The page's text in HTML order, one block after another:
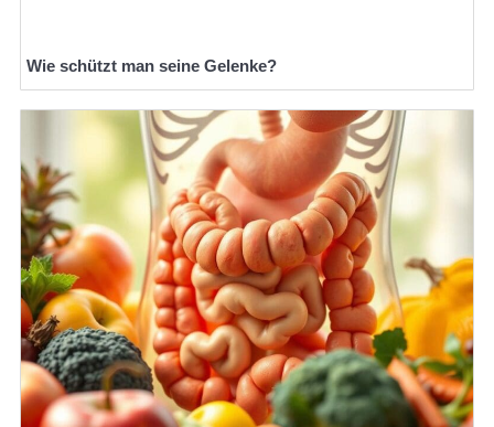
Wie schützt man seine Gelenke?